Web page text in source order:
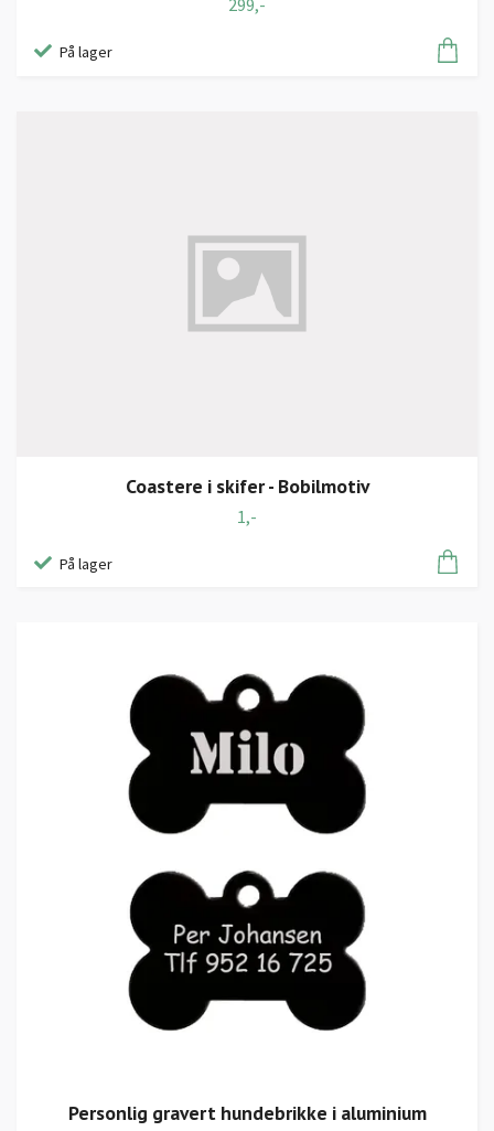
299,-
På lager
Coastere i skifer - Bobilmotiv
1,-
På lager
Personlig gravert hundebrikke i aluminium